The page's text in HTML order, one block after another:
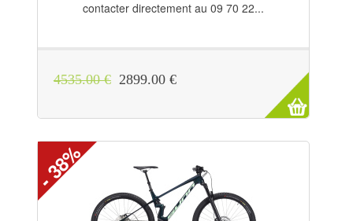
contacter directement au 09 70 22...
4535.00 € 2899.00 €
- 38%